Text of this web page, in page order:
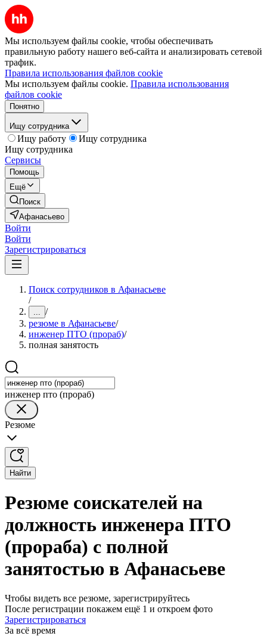
Мы используем файлы cookie, чтобы обеспечивать
правильную работу нашего веб-сайта и анализировать сетевой
трафик.
Правила использования файлов cookie
Мы используем файлы cookie. Правила использования
файлов cookie
Понятно
Ищу сотрудника
Ищу работу
Ищу сотрудника
Ищу сотрудника
Сервисы
Помощь
Ещё
Поиск
Афанасьево
Войти
Войти
Зарегистрироваться
Поиск сотрудников в Афанасьеве
/
... /
резюме в Афанасьеве/
инженер ПТО (прораб)/
полная занятость
инженер пто (прораб)
Резюме
Найти
Резюме соискателей на
должность инженера ПТО
(прораба) с полной
занятостью в Афанасьеве
Чтобы видеть все резюме, зарегистрируйтесь
После регистрации покажем ещё 1 и откроем фото
Зарегистрироваться
За всё время